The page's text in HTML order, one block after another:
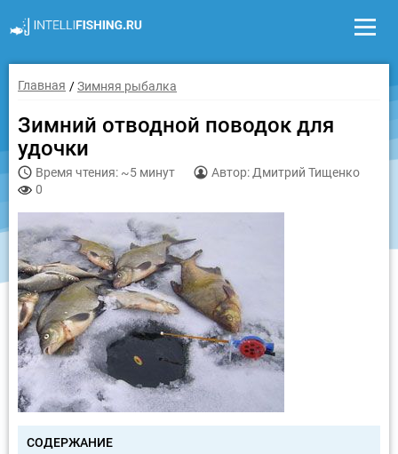
Главная Зимняя рыбалка
Зимний отводной поводок для
удочки
Время чтения: ~5 минут
Автор: Дмитрий Тищенко
0
СОДЕРЖАНИЕ